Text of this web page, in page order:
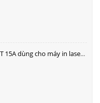
Hộp mực in PT 15A dùng cho máy in laser HP